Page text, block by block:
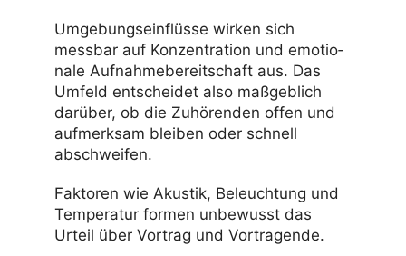
Umge­bungs­ein­flüsse wirken sich
messbar auf Konzen­tra­tion und emotio­
nale Aufnah­me­be­reit­schaft aus. Das
Umfeld entscheidet also maßgeb­lich
darüber, ob die Zuhö­renden offen und
aufmerksam bleiben oder schnell
abschweifen.
Faktoren wie Akustik, Beleuch­tung und
Tempe­ratur formen unbe­wusst das
Urteil über Vortrag und Vortragende.